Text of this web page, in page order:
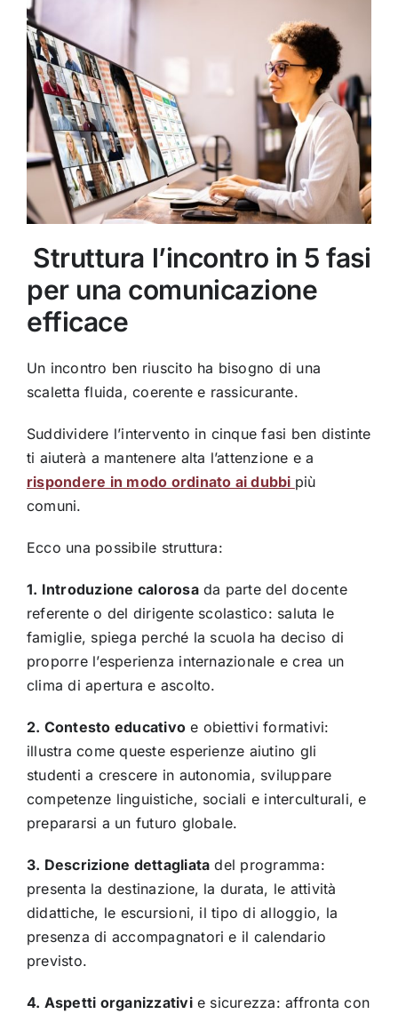
️ Struttura l’incontro in 5 fasi
per una comunicazione
efficace
Un incontro ben riuscito ha bisogno di una
scaletta fluida, coerente e rassicurante.
Suddividere l’intervento in cinque fasi ben distinte
ti aiuterà a mantenere alta l’attenzione e a
rispondere in modo ordinato ai dubbi più
comuni.
Ecco una possibile struttura:
1. Introduzione calorosada parte del docente
referente o del dirigente scolastico: saluta le
famiglie, spiega perché la scuola ha deciso di
proporre l’esperienza internazionale e crea un
clima di apertura e ascolto.
2. Contesto educativo e obiettivi formativi:
illustra come queste esperienze aiutino gli
studenti a crescere in autonomia, sviluppare
competenze linguistiche, sociali e interculturali, e
prepararsi a un futuro globale.
3. Descrizione dettagliata del programma:
presenta la destinazione, la durata, le attività
didattiche, le escursioni, il tipo di alloggio, la
presenza di accompagnatori e il calendario
previsto.
4. Aspetti organizzativie sicurezza: affronta con